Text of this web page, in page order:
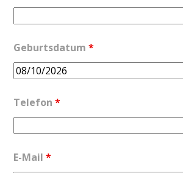
Geburtsdatum *
Telefon *
E-Mail *